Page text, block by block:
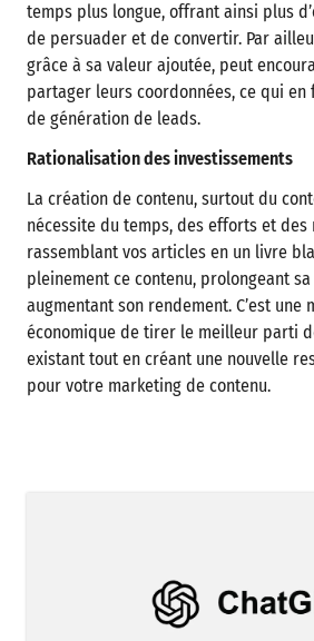
temps plus longue, offrant ainsi plus
de persuader et de convertir. Par
grâce à sa valeur ajoutée, peut
partager leurs coordonnées, ce qui
de génération de leads.
Rationalisation des investissements
La création de contenu, surtout du
nécessite du temps, des efforts et des
rassemblant vos articles en un livre
pleinement ce contenu, prolongeant
augmentant son rendement. C’est une
économique de tirer le meilleur parti
existant tout en créant une nouvelle
pour votre marketing de contenu.